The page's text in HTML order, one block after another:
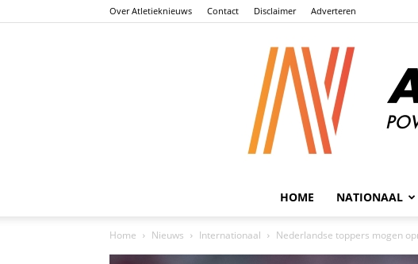
Over Atletieknieuws Contact Disclaimer Adverteren
HOME NATIONAAL
Home Nieuws Internationaal Nederlandse toppers mogen